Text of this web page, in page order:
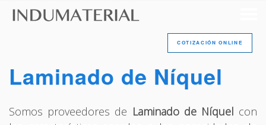
COTIZACIÓN ONLINE
Laminado de Níquel
Somos proveedores de Laminado de Níquel con